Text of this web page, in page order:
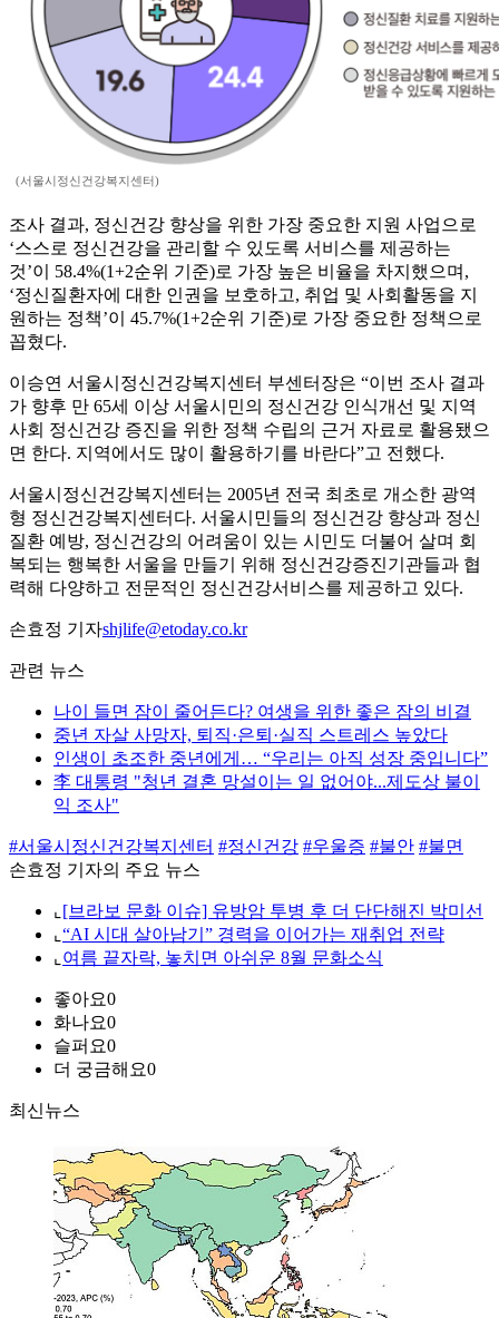
(서울시정신건강복지센터)
조사 결과, 정신건강 향상을 위한 가장 중요한 지원 사업으로
‘스스로 정신건강을 관리할 수 있도록 서비스를 제공하는
것’이 58.4%(1+2순위 기준)로 가장 높은 비율을 차지했으며,
‘정신질환자에 대한 인권을 보호하고, 취업 및 사회활동을 지
원하는 정책’이 45.7%(1+2순위 기준)로 가장 중요한 정책으로
꼽혔다.
이승연 서울시정신건강복지센터 부센터장은 “이번 조사 결과
가 향후 만 65세 이상 서울시민의 정신건강 인식개선 및 지역
사회 정신건강 증진을 위한 정책 수립의 근거 자료로 활용됐으
면 한다. 지역에서도 많이 활용하기를 바란다”고 전했다.
서울시정신건강복지센터는 2005년 전국 최초로 개소한 광역
형 정신건강복지센터다. 서울시민들의 정신건강 향상과 정신
질환 예방, 정신건강의 어려움이 있는 시민도 더불어 살며 회
복되는 행복한 서울을 만들기 위해 정신건강증진기관들과 협
력해 다양하고 전문적인 정신건강서비스를 제공하고 있다.
손효정 기자shjlife@etoday.co.kr
관련 뉴스
나이 들면 잠이 줄어든다? 여생을 위한 좋은 잠의 비결
중년 자살 사망자, 퇴직·은퇴·실직 스트레스 높았다
인생이 초조한 중년에게… “우리는 아직 성장 중입니다”
李 대통령 "청년 결혼 망설이는 일 없어야...제도상 불이
익 조사"
#서울시정신건강복지센터 #정신건강 #우울증 #불안 #불면
손효정 기자의 주요 뉴스
⌞ [브라보 문화 이슈] 유방암 투병 후 더 단단해진 박미선
⌞ “AI 시대 살아남기” 경력을 이어가는 재취업 전략
⌞ 여름 끝자락, 놓치면 아쉬운 8월 문화소식
좋아요0
화나요0
슬퍼요0
더 궁금해요0
최신뉴스